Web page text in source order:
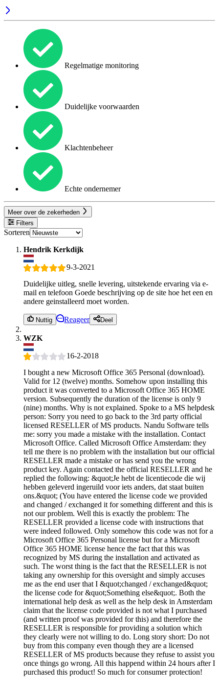
Regelmatige monitoring
Duidelijke voorwaarden
Klachtenbeheer
Echte ondernemer
Meer over de zekerheden
Filters
Sorteren
Hendrik Kerkdijk
9-3-2021
Duidelijke uitleg, snelle levering, uitstekende ervaring via e-
mail en telefoon Goede beschrijving op de site hoe het een en
andere geinstalleerd moet worden.
Nuttig Reageer Deel
WZK
16-2-2018
I bought a new Microsoft Office 365 Personal (download).
Valid for 12 (twelve) months. Somehow upon installing this
product it was converted to a Microsoft Office 365 HOME
version. Subsequently the duration of the license is only 9
(nine) months. Why is not explained. Spoke to a MS helpdesk
person: Sorry you need to go back to the 3rd party official
licensed RESELLER of MS products. Nandu Software tells
me: sorry you made a mistake with the installation. Contact
Microsoft Office. Called Microsoft Office Amsterdam: they
tell me there is no problem with the installation but our official
RESELLER made a mistake or has send you the wrong
product key. Again contacted the official RESELLER and he
replied the following: &quot;Je hebt de licentiecode die wij
hebben geleverd ingeruild voor iets anders, dat staat buiten
ons.&quot; (You have entered the license code we provided
and changed / exchanged it for something different and this is
not our problem. Well this is exactly the problem: The
RESELLER provided a license code with instructions that
were indeed followed. Only somehow this code was not for a
Microsoft Office 365 Personal license but for a Microsoft
Office 365 HOME license hence the fact that this was
recognized by MS during the installation and activated as
such. The worst thing is the fact that the RESELLER is not
taking any ownership for this oversight and simply accuses
me as the end user that I &quot;changed / exchanged&quot;
the license code for &quot;Something else&quot;. Both the
international help desk as well as the help desk in Amsterdam
claim that the license code provided is not what I purchased
(and written proof was provided for this) and therefore the
RESELLER is responsible for providing a solution which
they clearly were not willing to do. Long story short: Do not
buy from this company even though they are a licensed
RESELLER of MS products because they refuse to assist you
once things go wrong. All this happend within 24 hours after I
purchased this product! So much for consumer protection!